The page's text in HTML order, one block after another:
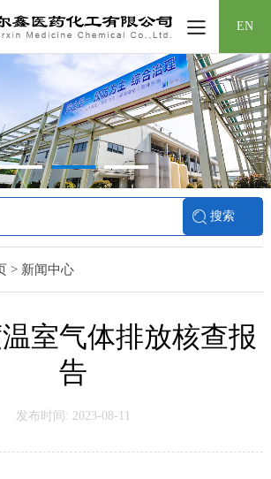
EN
> 新闻中心
室气体排放核查报
告
发布时间: 2023-08-11